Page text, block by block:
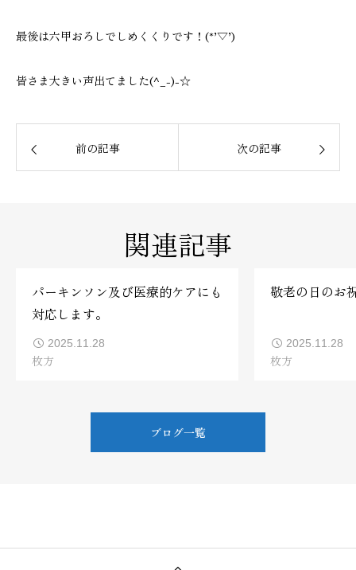
最後は六甲おろしでしめくくりです！(*’▽’)
皆さま大きい声出てました(^_-)-☆
前の記事 次の記事
関連記事
パーキンソン及び医療的ケアにも
対応します。
2025.11.28
枚方
敬老の日のお
2025.11.28
枚方
ブログ一覧